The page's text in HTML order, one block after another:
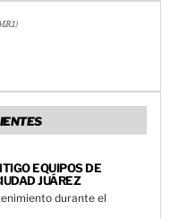
EQUIPOS DE
JUÁREZ
durante el